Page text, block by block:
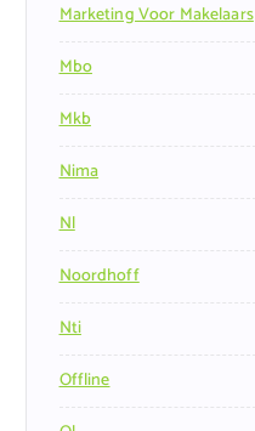
Marketing Voor Makelaars
Mbo
Mkb
Nima
Nl
Noordhoff
Nti
Offline